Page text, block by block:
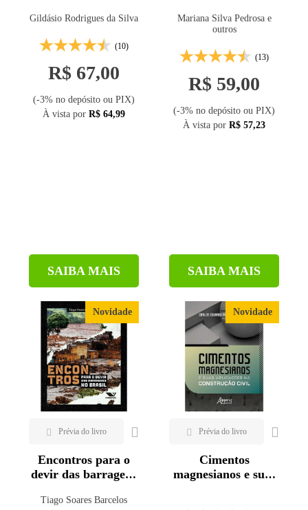
Gildásio Rodrigues da Silva
(10)
R$ 67,00
(-3% no depósito ou PIX)
À vista por R$ 64,99
SAIBA MAIS
por encamisamento
Mariana Silva Pedrosa e
outros
(13)
R$ 59,00
(-3% no depósito ou PIX)
À vista por R$ 57,23
SAIBA MAIS
Novidade
Encontros para o
devir das barragens
Tiago Soares Barcelos
Novidade
Cimentos
magnesianos e suas